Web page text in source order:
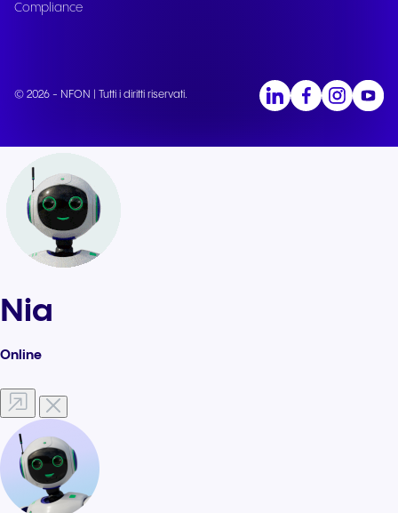
Compliance
© 2026 - NFON | Tutti i diritti riservati.